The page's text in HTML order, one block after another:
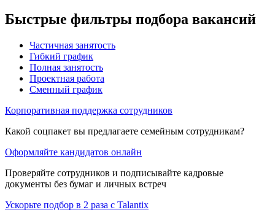
Быстрые фильтры подбора вакансий
Частичная занятость
Гибкий график
Полная занятость
Проектная работа
Сменный график
Корпоративная поддержка сотрудников
Какой соцпакет вы предлагаете семейным сотрудникам?
Оформляйте кандидатов онлайн
Проверяйте сотрудников и подписывайте кадровые
документы без бумаг и личных встреч
Ускорьте подбор в 2 раза с Talantix